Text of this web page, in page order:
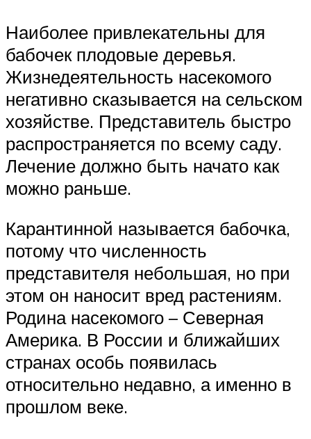
Наиболее привлекательны для
бабочек плодовые деревья.
Жизнедеятельность насекомого
негативно сказывается на сельском
хозяйстве. Представитель быстро
распространяется по всему саду.
Лечение должно быть начато как
можно раньше.
Карантинной называется бабочка,
потому что численность
представителя небольшая, но при
этом он наносит вред растениям.
Родина насекомого – Северная
Америка. В России и ближайших
странах особь появилась
относительно недавно, а именно в
прошлом веке.